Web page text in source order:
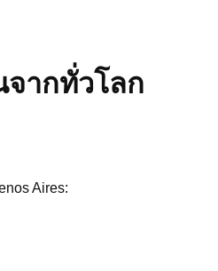
ากทั่วโลก
Aires: